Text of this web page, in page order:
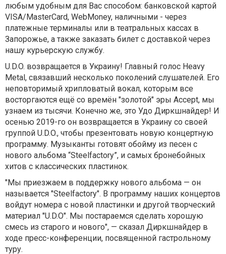
любым удобным для Вас способом: банковской картой
VISA/MasterCard, WebMoney, наличными - через
платежные терминалы или в театральных кассах в
Запорожье, а также заказать билет с доставкой через
нашу курьерскую службу.
U.D.O. возвращается в Украину! Главный голос Heavy
Metal, связавший несколько поколений слушателей. Его
неповторимый хрипловатый вокал, которым все
восторгаются ещё со времён "золотой" эры Accept, мы
узнаем из тысячи. Конечно же, это Удо Диркшнайдер! И
осенью 2019-го он возвращается в Украину со своей
группой U.D.O., чтобы презентовать новую концертную
программу. Музыканты готовят обойму из песен с
нового альбома “Steelfactory”, и самых бронебойных
хитов с классических пластинок.
"Мы приезжаем в поддержку нового альбома — он
называется "Steelfactory". В программу наших концертов
войдут номера с новой пластинки и другой творческий
материал "U.D.O". Мы постараемся сделать хорошую
смесь из старого и нового", — сказал Диркшнайдер в
ходе пресс-конференции, посвященной гастрольному
туру.